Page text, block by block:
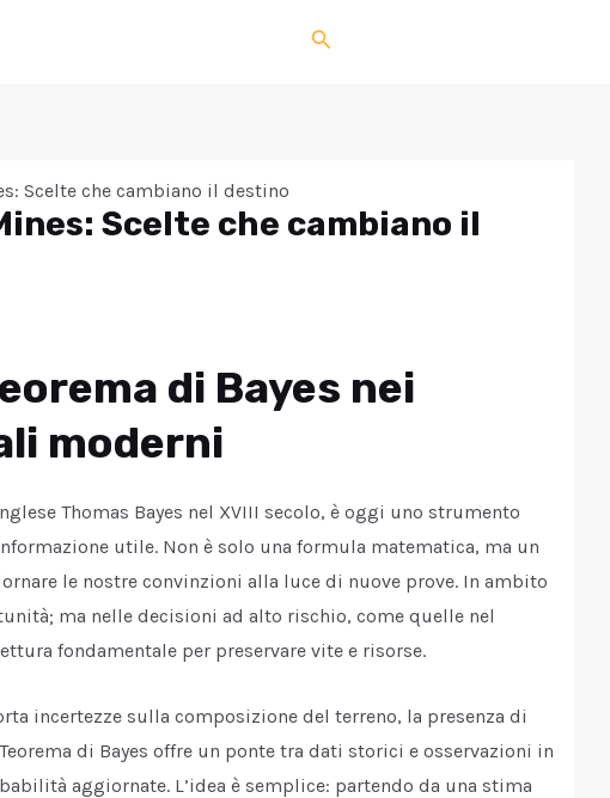
Search
Scelte che cambiano il destino
Scelte che cambiano il
di Bayes nei
moderni
Thomas Bayes nel XVIII secolo, è oggi uno strumento
utile. Non è solo una formula matematica, ma un
le nostre convinzioni alla luce di nuove prove. In ambito
ma nelle decisioni ad alto rischio, come quelle nel
fondamentale per preservare vite e risorse.
incertezze sulla composizione del terreno, la presenza di
di Bayes offre un ponte tra dati storici e osservazioni in
aggiornate. L’idea è semplice: partendo da una stima